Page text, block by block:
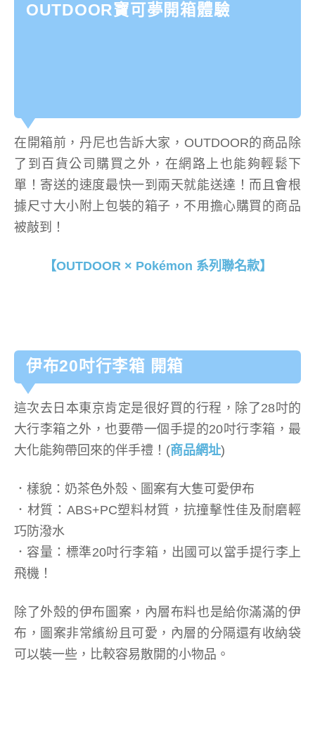
OUTDOOR寶可夢開箱體驗
在開箱前，丹尼也告訴大家，OUTDOOR的商品除
了到百貨公司購買之外，在網路上也能夠輕鬆下
單！寄送的速度最快一到兩天就能送達！而且會根
據尺寸大小附上包裝的箱子，不用擔心購買的商品
被敲到！
【OUTDOOR × Pokémon 系列聯名款】
伊布20吋行李箱 開箱
這次去日本東京肯定是很好買的行程，除了28吋的
大行李箱之外，也要帶一個手提的20吋行李箱，最
大化能夠帶回來的伴手禮！(商品網址)
．樣貌：奶茶色外殼、圖案有大隻可愛伊布
．材質：ABS+PC塑料材質，抗撞擊性佳及耐磨輕
巧防潑水
．容量：標準20吋行李箱，出國可以當手提行李上
飛機！
除了外殼的伊布圖案，內層布料也是給你滿滿的伊
布，圖案非常繽紛且可愛，內層的分隔還有收納袋
可以裝一些，比較容易散開的小物品。